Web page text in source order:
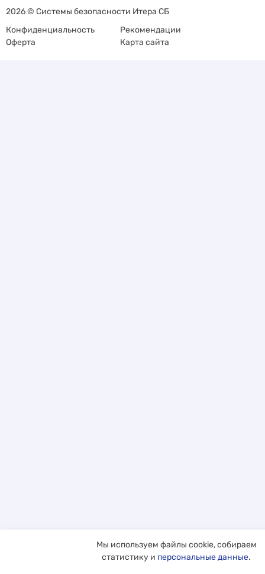
2026 © Системы безопасности Итера СБ
Конфиденциальность
Рекомендации
Оферта
Карта сайта
Мы используем файлы cookie, собираем
статистику и персональные данные.